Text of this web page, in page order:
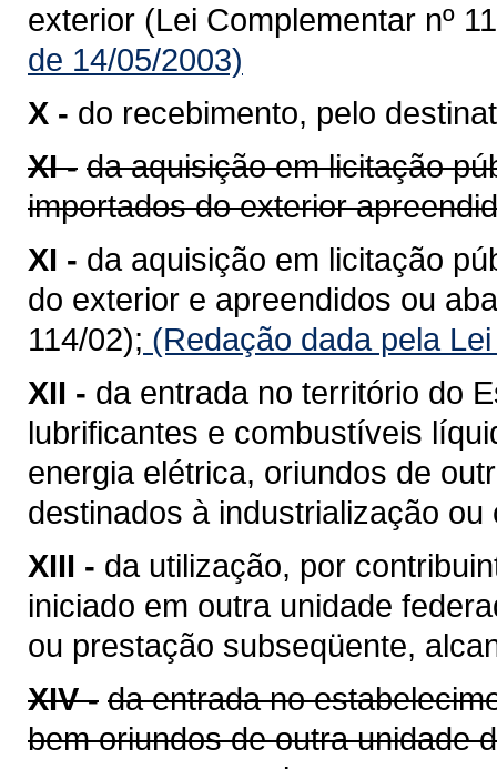
exterior (Lei Complementar nº
de 14/05/2003)
X - do recebimento, pelo
XI - da aquisição em licitação
importados do exterior
XI - da aquisição em licitação
do exterior e apreendidos ou
114/02); (Redação dada pela
XII - da entrada no território do
lubrificantes e combustíveis
energia elétrica, oriundos de
destinados à industrialização
XIII - da utilização, por
iniciado em outra unidade
ou prestação subseqüente,
XIV - da entrada no
bem oriundos de outra unidade